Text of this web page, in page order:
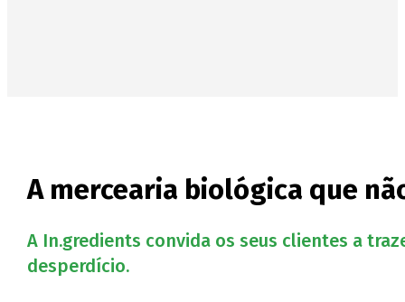
A mercearia biológica que
A In.gredients convida os seus clientes a
desperdício.